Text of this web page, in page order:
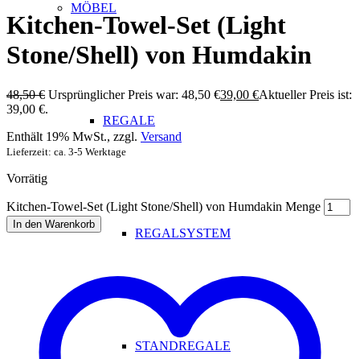
MÖBEL
REGALE
REGALSYSTEM
STANDREGALE
Kitchen-Towel-Set (Light
Stone/Shell) von Humdakin
48,50€ Ursprünglicher Preis war: 48,50 €39,00 €Aktueller Preis ist:
39,00 €.
Enthält 19% MwSt., zzgl. Versand
Lieferzeit: ca. 3-5 Werktage
Vorrätig
Kitchen-Towel-Set (Light Stone/Shell) von Humdakin Menge
In den Warenkorb